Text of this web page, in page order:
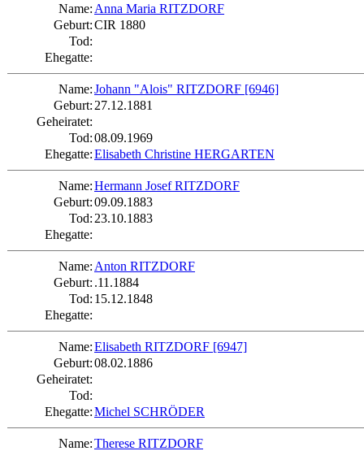
Name: Anna Maria RITZDORF
Geburt:CIR 1880
Tod:
Ehegatte:
Name:Johann "Alois" RITZDORF [6946]
Geburt: 27.12.1881
Geheiratet:
Tod:08.09.1969
Ehegatte:Elisabeth Christine HERGARTEN
Name:Hermann Josef RITZDORF
Geburt:09.09.1883
Tod: 23.10.1883
Ehegatte:
Name: Anton RITZDORF
Geburt: .11.1884
Tod: 15.12.1848
Ehegatte:
Name:Elisabeth RITZDORF [6947]
Geburt:08.02.1886
Geheiratet:
Tod:
Ehegatte:Michel SCHRÖDER
Name:Therese RITZDORF